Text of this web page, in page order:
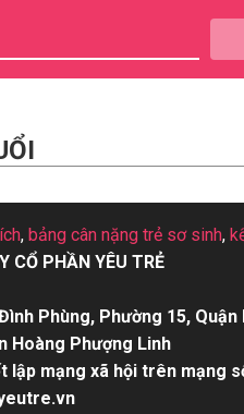
, bảng cân nặng trẻ sơ sinh,
CỔ PHẦN YÊU TRẺ
Phùng, Phường 15, Quận
Hoàng Phượng Linh
lập mạng xã hội trên mạng